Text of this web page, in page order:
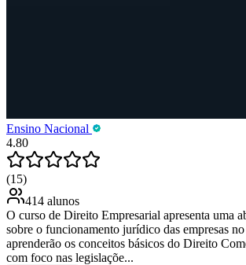
Ensino Nacional
4.80
(15)
414 alunos
O curso de Direito Empresarial apresenta uma
sobre o funcionamento jurídico das empresas
aprenderão os conceitos básicos do Direito
com foco nas legislaçõe...